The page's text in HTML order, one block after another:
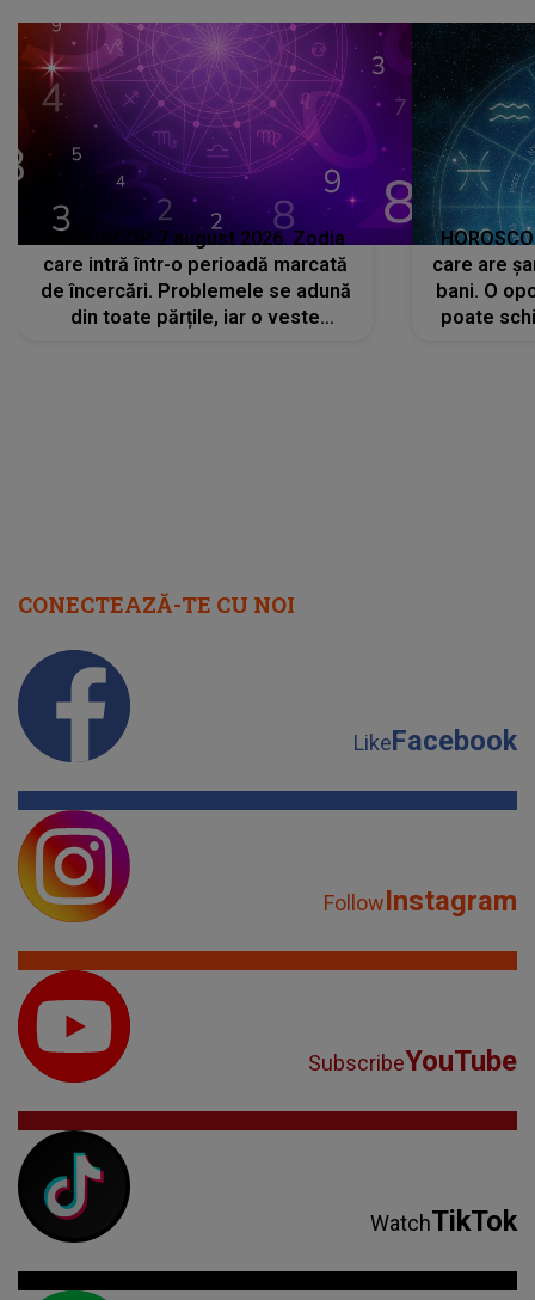
HOROSCOP 7 august 2026. Zodia
care intră într-o perioadă marcată
de încercări. Problemele se adună
din toate părțile, iar o veste
care are
bani. O
poate
CONECTEAZĂ-TE CU NOI
LikeFacebook
FollowInstagram
SubscribeYouTube
WatchTikTok